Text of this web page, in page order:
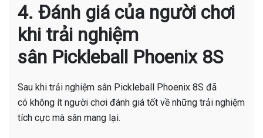
4. Đánh giá của người chơi
khi trải nghiệm
sân Pickleball Phoenix 8S
Sau khi trải nghiệm sân Pickleball Phoenix 8S đã
có không ít người chơi đánh giá tốt về những trải nghiệm
tích cực mà sân mang lại.